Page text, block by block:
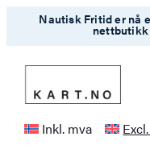
Nautisk Fritid er nå
nettbutikk
Inkl. mva